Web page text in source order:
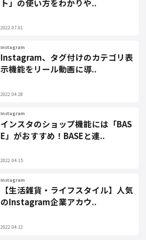
ト」の使い方をわかりや..
2022.07.01
Instagram
Instagram、タグ付けのカテゴリ表
示機能をリール動画に導..
2022.04.28
Instagram
インスタのショップ機能には「BAS
E」がおすすめ！BASEと連..
2022.04.15
Instagram
【生活雑貨・ライフスタイル】人気
のInstagram企業アカウ..
2022.04.12